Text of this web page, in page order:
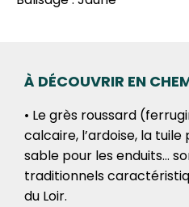
À DÉCOUVRIR EN
• Le grès roussard
calcaire, l’ardoise, la
sable pour les enduits…
traditionnels
du Loir.